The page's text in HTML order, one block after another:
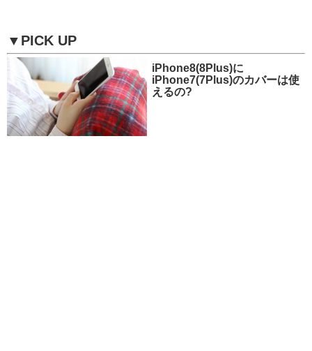
▼PICK UP
iPhone8(8Plus)に
iPhone7(7Plus)のカバーは使
えるの?